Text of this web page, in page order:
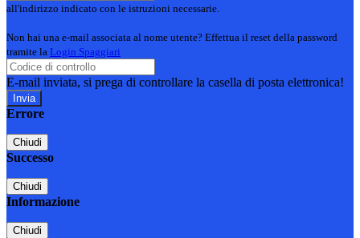
all'indirizzo indicato con le istruzioni necessarie.
Non hai una e-mail associata al nome utente? Effettua il reset della password
tramite la Login Spaggiari
E-mail inviata, si prega di controllare la casella di posta elettronica!
Errore
Chiudi
Successo
Chiudi
Informazione
Chiudi